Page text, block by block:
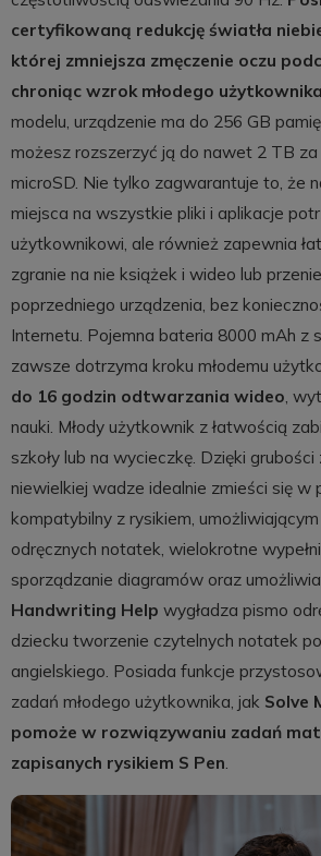
certyfikowaną redukcję światła
której zmniejsza zmęczenie oczu
chroniąc wzrok młodego
modelu, urządzenie ma do 256 GB
możesz rozszerzyć ją do nawet 2 TB
microSD. Nie tylko zagwarantuje to, że
miejsca na wszystkie pliki i aplikacje
użytkownikowi, ale również zapewnia
zgranie na nie książek i wideo lub
poprzedniego urządzenia, bez
Internetu. Pojemna bateria 8000 mAh z
zawsze dotrzyma kroku młodemu
do 16 godzin odtwarzania wideo,
nauki. Młody użytkownik z łatwością
szkoły lub na wycieczkę. Dzięki
niewielkiej wadze idealnie zmieści się w
kompatybilny z rysikiem,
odręcznych notatek, wielokrotne
sporządzanie diagramów oraz
Handwriting Help wygładza pismo
dziecku tworzenie czytelnych notatek
angielskiego. Posiada funkcje
zadań młodego użytkownika, jak Solve
pomoże w rozwiązywaniu zadań
zapisanych rysikiem S Pen.